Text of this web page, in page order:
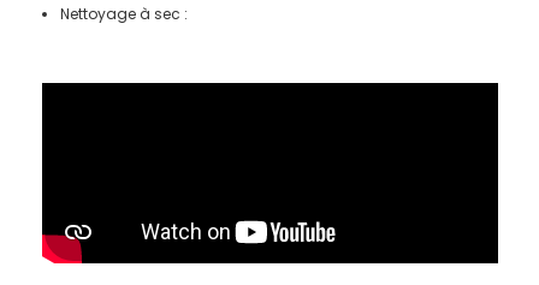
Nettoyage à sec :